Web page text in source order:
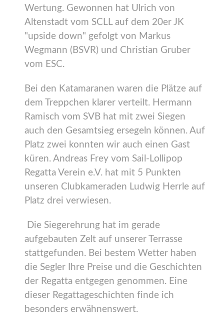
Wertung. Gewonnen hat Ulrich von
Altenstadt vom SCLL auf dem 20er JK
"upside down" gefolgt von Markus
Wegmann (BSVR) und Christian Gruber
vom ESC.
Bei den Katamaranen waren die Plätze auf
dem Treppchen klarer verteilt. Hermann
Ramisch vom SVB hat mit zwei Siegen
auch den Gesamtsieg ersegeln können. Auf
Platz zwei konnten wir auch einen Gast
küren. Andreas Frey vom Sail-Lollipop
Regatta Verein e.V. hat mit 5 Punkten
unseren Clubkameraden Ludwig Herrle auf
Platz drei verwiesen.
Die Siegerehrung hat im gerade
aufgebauten Zelt auf unserer Terrasse
stattgefunden. Bei bestem Wetter haben
die Segler Ihre Preise und die Geschichten
der Regatta entgegen genommen. Eine
dieser Regattageschichten finde ich
besonders erwähnenswert.